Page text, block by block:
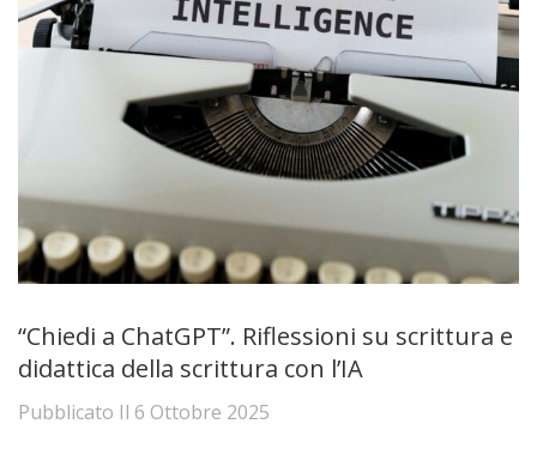
“Chiedi a ChatGPT”. Riflessioni su scrittura e
didattica della scrittura con l’IA
Pubblicato Il 6 Ottobre 2025